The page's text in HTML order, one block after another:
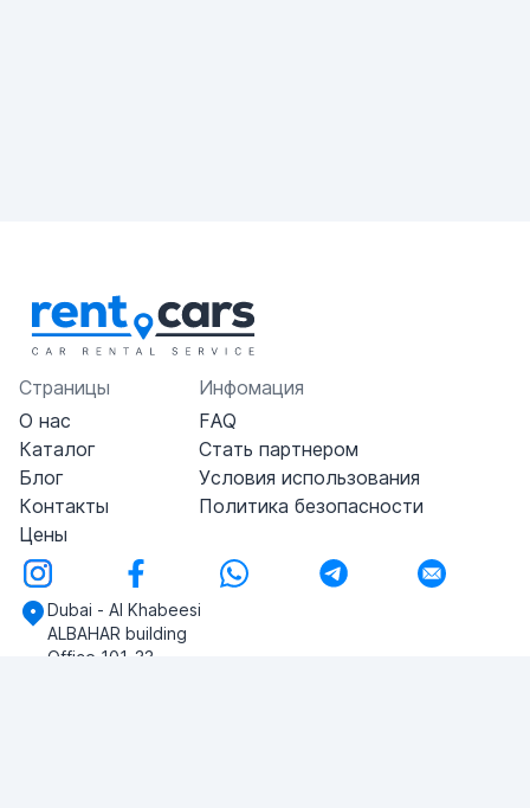
Страницы
О нас
Каталог
Блог
Контакты
Цены
Инфомация
FAQ
Стать партнером
Условия использования
Политика безопасности
Dubai - Al Khabeesi
ALBAHAR building
Office 101-33